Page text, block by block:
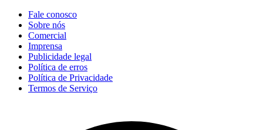
Fale conosco
Sobre nós
Comercial
Imprensa
Publicidade legal
Política de erros
Política de Privacidade
Termos de Serviço